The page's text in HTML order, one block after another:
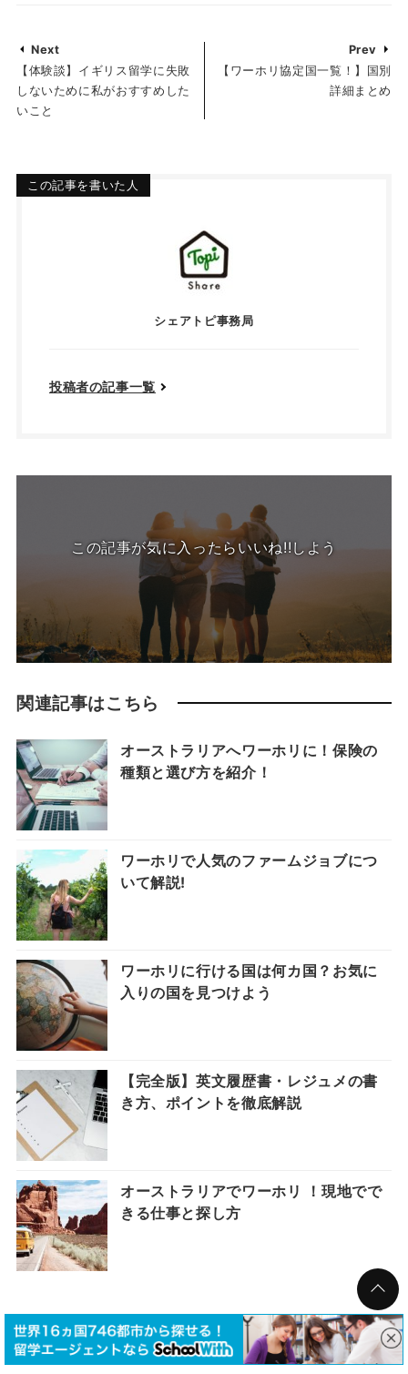
Next
【体験談】イギリス留学に失敗
しないために私がおすすめした
いこと
Prev
【ワーホリ協定国一覧！】国別
詳細まとめ
この記事を書いた人
シェアトピ事務局
投稿者の記事一覧
この記事が気に入ったらいいね!!しよう
関連記事はこちら
オーストラリアへワーホリに！保険の
種類と選び方を紹介！
ワーホリで人気のファームジョブにつ
いて解説!
ワーホリに行ける国は何カ国？お気に
入りの国を見つけよう
【完全版】英文履歴書・レジュメの書
き方、ポイントを徹底解説
オーストラリアでワーホリ ！現地でで
きる仕事と探し方